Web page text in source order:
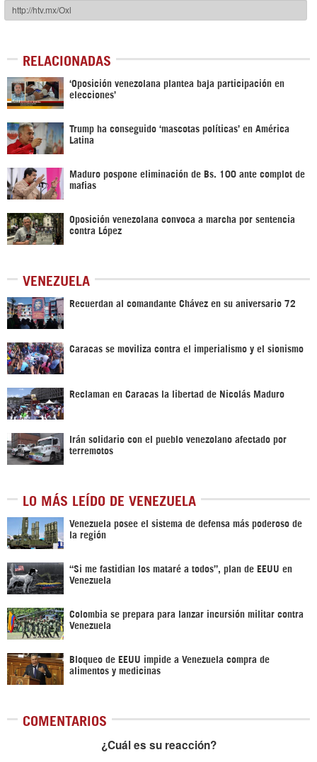
RELACIONADAS
‘Oposición venezolana plantea baja participación en
elecciones’
Trump ha conseguido ‘mascotas políticas’ en América
Latina
Maduro pospone eliminación de Bs. 100 ante complot de
mafias
Oposición venezolana convoca a marcha por sentencia
contra López
VENEZUELA
Recuerdan al comandante Chávez en su aniversario 72
Caracas se moviliza contra el imperialismo y el sionismo
Reclaman en Caracas la libertad de Nicolás Maduro
Irán solidario con el pueblo venezolano afectado por
terremotos
LO MÁS LEÍDO DE VENEZUELA
Venezuela posee el sistema de defensa más poderoso de
la región
“Si me fastidian los mataré a todos”, plan de EEUU en
Venezuela
Colombia se prepara para lanzar incursión militar contra
Venezuela
Bloqueo de EEUU impide a Venezuela compra de
alimentos y medicinas
COMENTARIOS